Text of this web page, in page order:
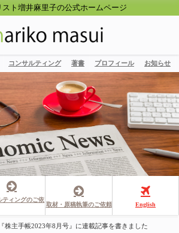
スト増井麻里子の公式ホームページ
コンサルティング 著書 プロフィール お知らせ
ティングのご依
取材・原稿執筆のご依頼 English
『株主手帳2023年8月号』に連載記事を書きました